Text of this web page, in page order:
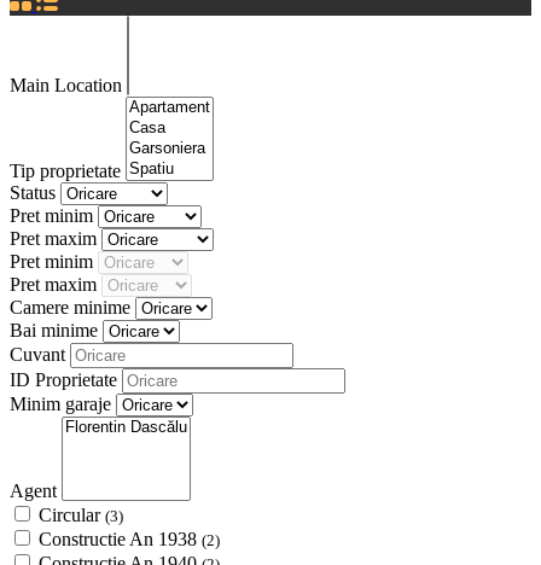
Main Location
Tip proprietate
Status
Pret minim
Pret maxim
Pret minim
Pret maxim
Camere minime
Bai minime
Cuvant
ID Proprietate
Minim garaje
Agent
Circular (3)
Constructie An 1938 (2)